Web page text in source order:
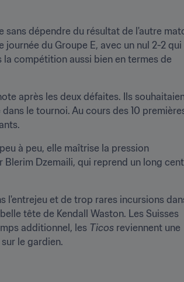
sans dépendre du résultat de l'autre
du Groupe E, avec un nul 2-2 qui
compétition aussi bien en termes de
après les deux défaites. Ils
le tournoi. Au cours des 10
à peu, elle maîtrise la pression
Blerim Dzemaili, qui reprend un long
l'entrejeu et de trop rares incursions
tête de Kendall Waston. Les Suisses
additionnel, les Ticos reviennent une
le gardien.